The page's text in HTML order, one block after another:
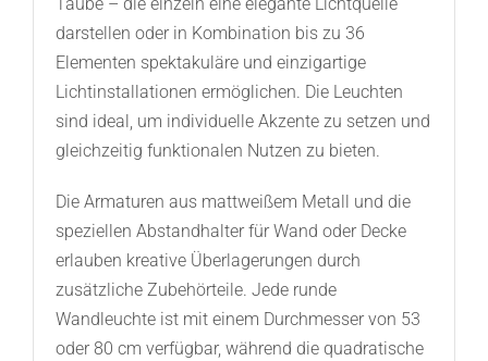
darstellen oder in Kombination bis zu 36
Elementen spektakuläre und einzigartige
Lichtinstallationen ermöglichen. Die Leuchten
sind ideal, um individuelle Akzente zu setzen und
gleichzeitig funktionalen Nutzen zu bieten.
Die Armaturen aus mattweißem Metall und die
speziellen Abstandhalter für Wand oder Decke
erlauben kreative Überlagerungen durch
zusätzliche Zubehörteile. Jede runde
Wandleuchte ist mit einem Durchmesser von 53
oder 80 cm verfügbar, während die quadratische